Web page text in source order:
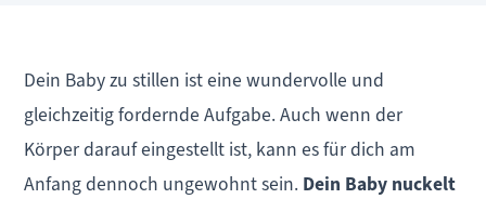
Dein Baby zu stillen ist eine wundervolle und
gleichzeitig fordernde Aufgabe. Auch wenn der
Körper darauf eingestellt ist, kann es für dich am
Anfang dennoch ungewohnt sein. Dein Baby nuckelt